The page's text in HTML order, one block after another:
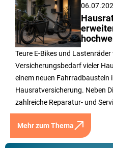
Teure E-Bikes und
Versicherungsbedarf vieler
einem neuen Fahrradbaustein
Hausratversicherung. Neben
zahlreiche Reparatur- und
Mehr zum Thema